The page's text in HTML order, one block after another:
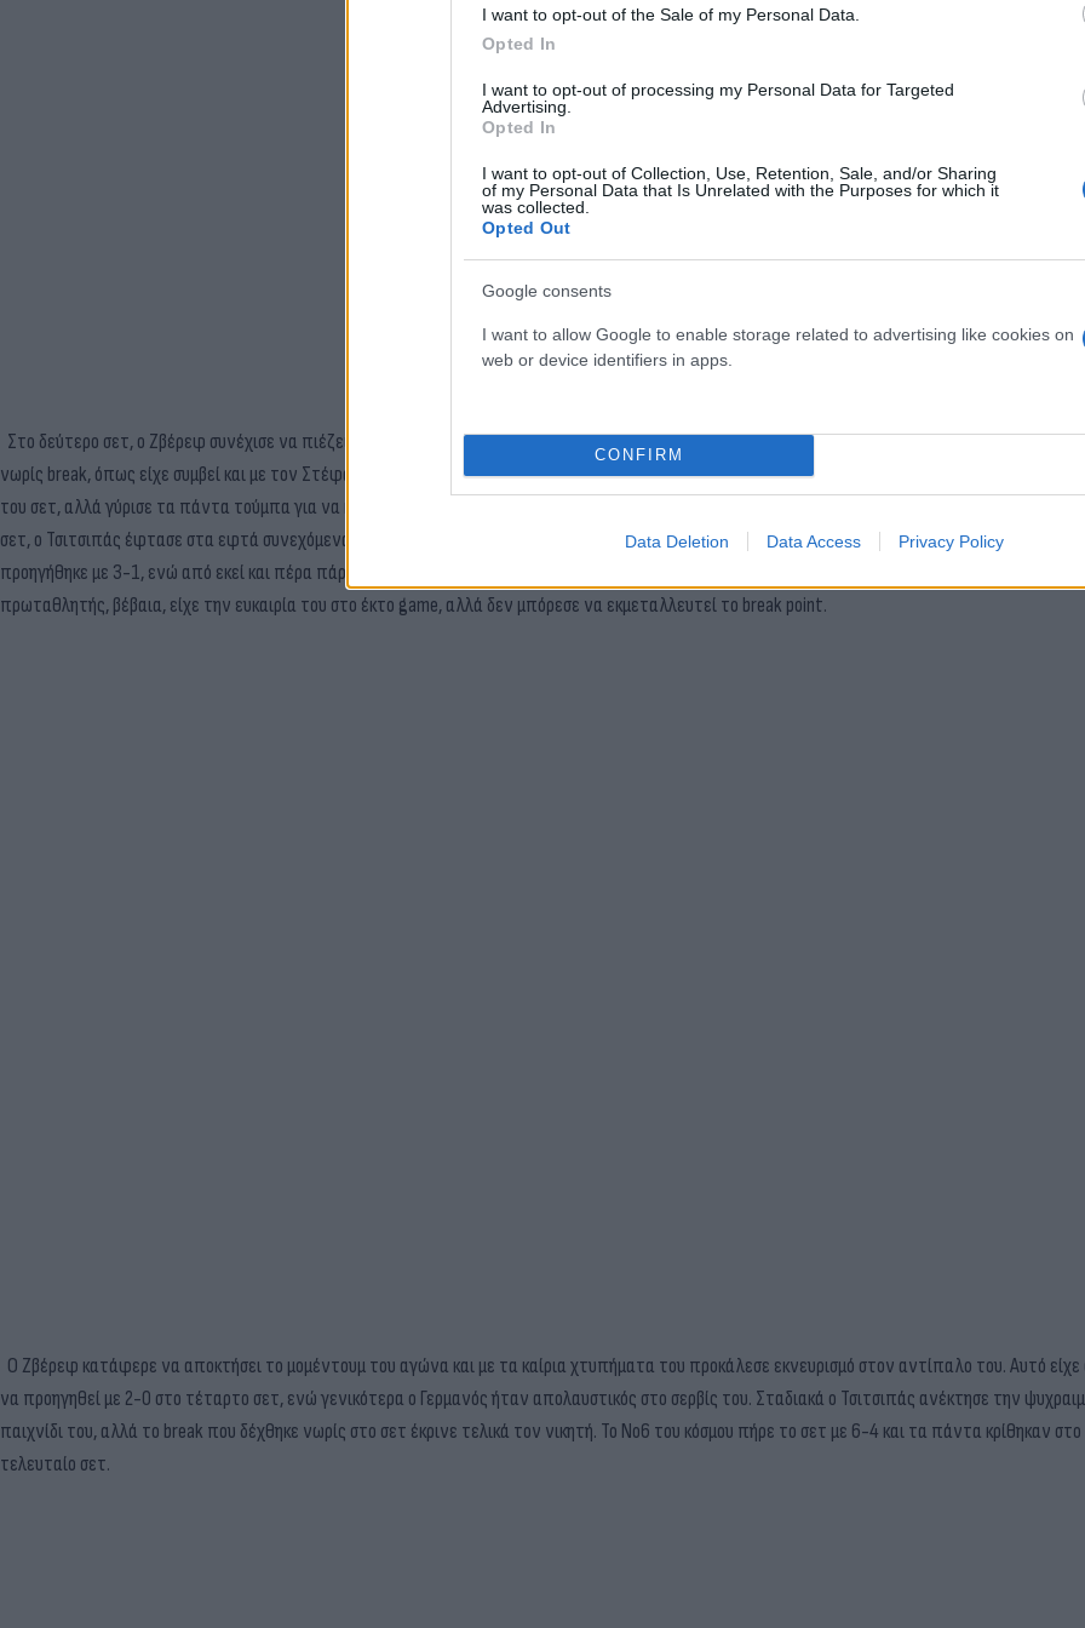
I want to opt-out of the Sale of my Personal Data.
Opted In
I want to opt-out of processing my Personal Data for Targeted
Advertising.
Opted In
I want to opt-out of Collection, Use, Retention, Sale, and/or Sharing
of my Personal Data that Is Unrelated with the Purposes for which it
was collected.
Opted Out
Google consents
I want to allow Google to enable storage related to advertising like cookies on
web or device identifiers in apps.
CONFIRM
Data Deletion Data Access Privacy Policy
Στο δεύτερο σετ, ο Ζβέρεφ συνέχισε να πιέζει στο σερβίς, πήρε ρίσκο στο πρώτο και παρά την αντίσταση του Έλληνα τενίστα προηγήθηκε με 3-0.
νωρίς break, όπως είχε συμβεί και με τον Στέφανο στο πρώτο σετ. Ο Έλληνας πρωταθλητής, όμως, δεν εγκατέλειψε τη μάχη κι όχι μόνο επέστρεψε
του σετ, αλλά γύρισε τα πάντα τούμπα για να κάνει το 2-0 στα σετ! Συγκεκριμένα, κέρδισε έξι συνεχόμενα game και μετέτρεψε το 0-3 σε 6-3! Με
σετ, ο Τσιτσιπάς έφτασε στα εφτά συνεχόμενα κερδισμένα game, ωστόσο σε εκείνο το σημείο ο Ζβέρεφ έβγαλε αντίδραση. Ο Γερμανός πήρε τρία
προηγήθηκε με 3-1, ενώ από εκεί και πέρα πάρα τη μεγάλη προσπάθεια του Τσιτσιπά κράτησε το σερβίς του και πήρε το σετ για να μειώσει σε 2-1.
πρωταθλητής, βέβαια, είχε την ευκαιρία του στο έκτο game, αλλά δεν μπόρεσε να εκμεταλλευτεί το break point.
Ο Ζβέρεφ κατάφερε να αποκτήσει το μομέντουμ του αγώνα και με τα καίρια χτυπήματα του προκάλεσε εκνευρισμό στον αντίπαλο του. Αυτό
να προηγηθεί με 2-0 στο τέταρτο σετ, ενώ γενικότερα ο Γερμανός ήταν απολαυστικός στο σερβίς του. Σταδιακά ο Τσιτσιπάς ανέκτησε την
παιχνίδι του, αλλά το break που δέχθηκε νωρίς στο σετ έκρινε τελικά τον νικητή. Το Νο6 του κόσμου πήρε το σετ με 6-4 και τα πάντα κρίθηκαν
τελευταίο σετ.